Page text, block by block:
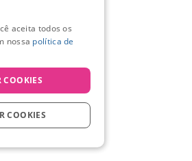
aceita todos os
nossa política de
COOKIES
COOKIES